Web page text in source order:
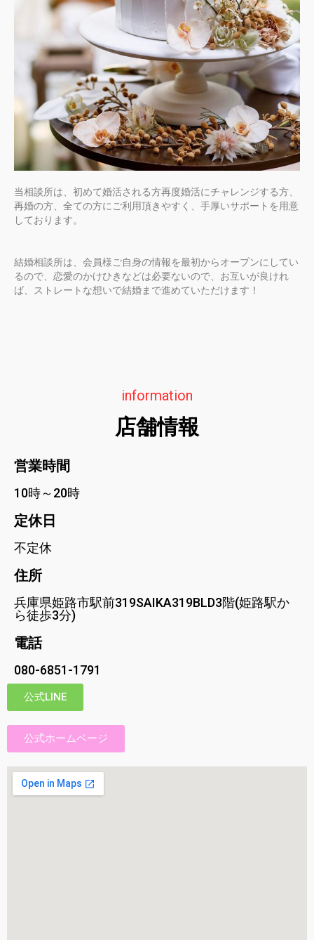
当相談所は、初めて婚活される方再度婚活にチャレンジする方、
再婚の方、全ての方にご利用頂きやすく、手厚いサポートを用意
しております。
結婚相談所は、会員様ご自身の情報を最初からオープンにしてい
るので、恋愛のかけひきなどは必要ないので、お互いが良けれ
ば、ストレートな想いで結婚まで進めていただけます！
information
店舗情報
営業時間
10時～20時
定休日
不定休
住所
兵庫県姫路市駅前319SAIKA319BLD3階(姫路駅か
ら徒歩3分)
電話
080-6851-1791
公式LINE
公式ホームページ